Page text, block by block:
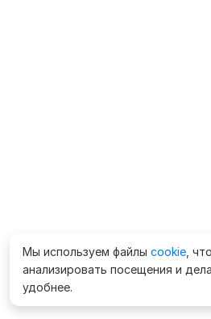
Мы используем файлы cookie ,
анализировать посещения и
удобнее.